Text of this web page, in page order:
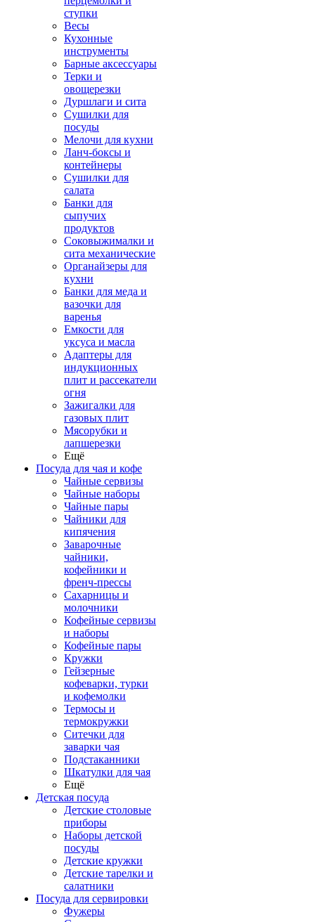
ступки
Весы
Кухонные
инструменты
Барные аксессуары
Терки и
овощерезки
Дуршлаги и сита
Сушилки для
посуды
Мелочи для кухни
Ланч-боксы и
контейнеры
Сушилки для
салата
Банки для
сыпучих
продуктов
Соковыжималки и
сита механические
Органайзеры для
кухни
Банки для меда и
вазочки для
варенья
Емкости для
уксуса и масла
Адаптеры для
индукционных
плит и рассекатели
огня
Зажигалки для
газовых плит
Мясорубки и
лапшерезки
Ещё
Посуда для чая и кофе
Чайные сервизы
Чайные наборы
Чайные пары
Чайники для
кипячения
Заварочные
чайники,
кофейники и
френч-прессы
Сахарницы и
молочники
Кофейные сервизы
и наборы
Кофейные пары
Кружки
Гейзерные
кофеварки, турки
и кофемолки
Термосы и
термокружки
Ситечки для
заварки чая
Подстаканники
Шкатулки для чая
Ещё
Детская посуда
Детские столовые
приборы
Наборы детской
посуды
Детские кружки
Детские тарелки и
салатники
Посуда для сервировки
Фужеры